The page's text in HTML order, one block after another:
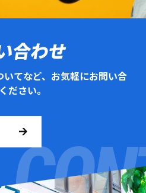
合わせ
てなど、お気軽にお問い合
ださい。